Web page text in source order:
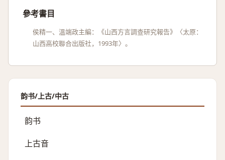
參考書目
侯精一、溫端政主編：《山西方言調查研究報告》〈太原：
山西高校聯合出版社，1993年〉。
韵书/上古/中古
韵书
上古音